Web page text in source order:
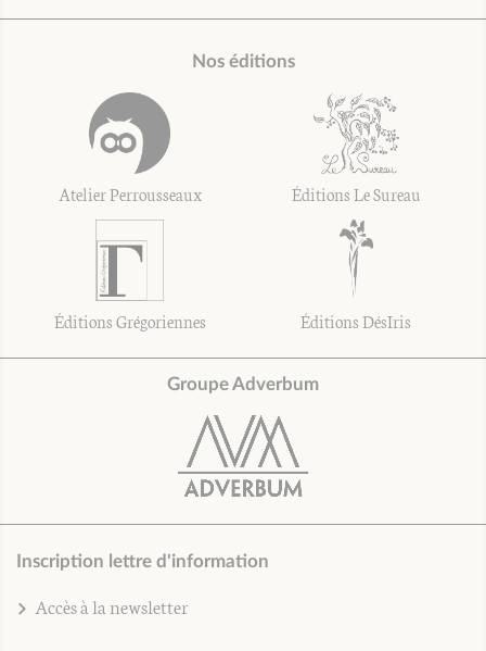
Nos éditions
Atelier Perrousseaux Éditions Le Sureau
Éditions Grégoriennes Éditions DésIris
Groupe Adverbum
Inscription lettre d'information
Accès à la newsletter